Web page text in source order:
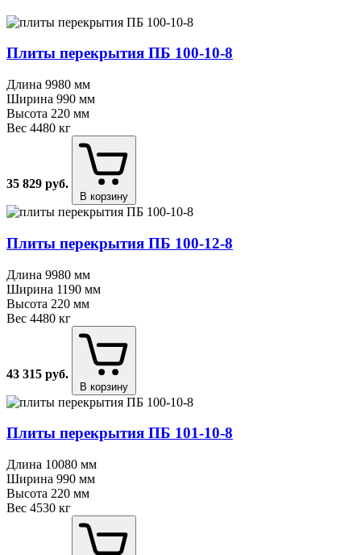
Плиты перекрытия ПБ 100⁠-⁠10⁠-⁠8
Длина 9980 мм
Ширина 990 мм
Высота 220 мм
Вес 4480 кг
35 829 руб.
В корзину
Плиты перекрытия ПБ 100⁠-⁠12⁠-⁠8
Длина 9980 мм
Ширина 1190 мм
Высота 220 мм
Вес 4480 кг
43 315 руб.
В корзину
Плиты перекрытия ПБ 101⁠-⁠10⁠-⁠8
Длина 10080 мм
Ширина 990 мм
Высота 220 мм
Вес 4530 кг